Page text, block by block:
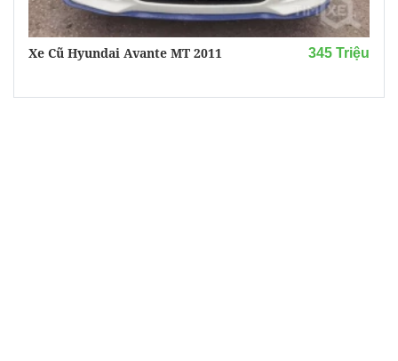
Xe Cũ Hyundai Avante MT 2011 345 Triệu